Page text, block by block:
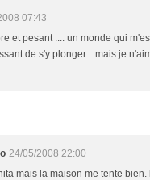
07:43
et pesant .... un monde qui
de s'y plonger... mais je
24/05/2008 22:00
mais la maison me tente bien.